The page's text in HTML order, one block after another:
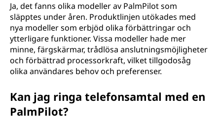
Ja, det fanns olika modeller av PalmPilot som
släpptes under åren. Produktlinjen utökades med
nya modeller som erbjöd olika förbättringar och
ytterligare funktioner. Vissa modeller hade mer
minne, färgskärmar, trådlösa anslutningsmöjligheter
och förbättrad processorkraft, vilket tillgodosåg
olika användares behov och preferenser.
Kan jag ringa telefonsamtal med en
PalmPilot?